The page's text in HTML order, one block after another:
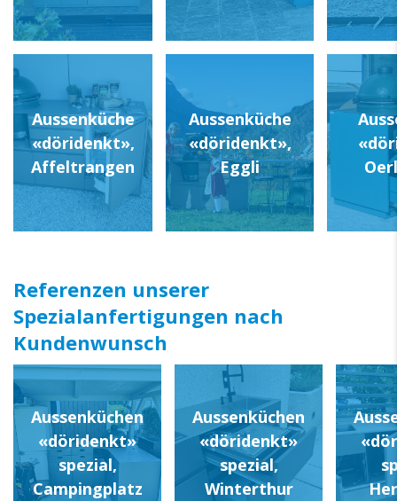
Aussenküche
«döridenkt»,
Affeltrangen
Aussenküche
«döridenkt»,
Eggli
Referenzen unserer
Spezialanfertigungen nach
Kundenwunsch
Aussenküchen
«döridenkt»
spezial,
Campingplatz
Aussenküchen
«döridenkt»
spezial,
Winterthur